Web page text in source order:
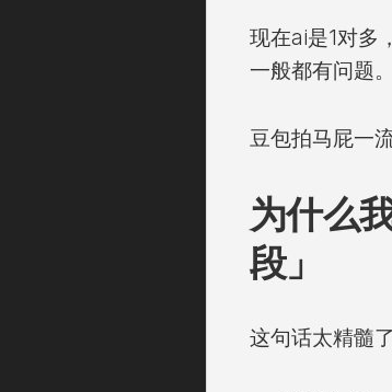
现在ai是1对多
一般都有问题
豆包拍马屁一
为什么
段」
这句话太精髓